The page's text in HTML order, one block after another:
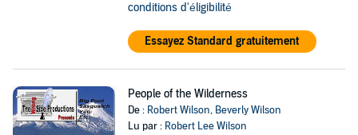
conditions d'éligibilité
Essayez Standard gratuitement
People of the Wilderness
De : Robert Wilson, Beverly Wilson
Lu par : Robert Lee Wilson